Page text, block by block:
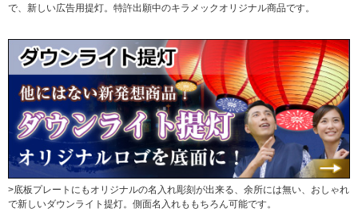
で、新しい広告用提灯。特許出願中のキラメックオリジナル商品です。
>底板プレートにもオリジナルの名入れ彫刻が出来る、余所には無い、おしゃれ
で新しいダウンライト提灯。側面名入れももちろん可能です。